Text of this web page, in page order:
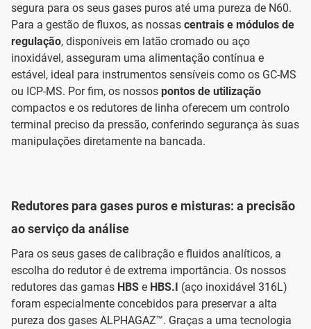
segura para os seus gases puros até uma pureza de N60.
Para a gestão de fluxos, as nossas centrais e módulos de
regulação, disponíveis em latão cromado ou aço
inoxidável, asseguram uma alimentação contínua e
estável, ideal para instrumentos sensíveis como os GC-MS
ou ICP-MS. Por fim, os nossos pontos de utilização
compactos e os redutores de linha oferecem um controlo
terminal preciso da pressão, conferindo segurança às suas
manipulações diretamente na bancada.
Redutores para gases puros e misturas: a precisão
ao serviço da análise
Para os seus gases de calibração e fluidos analíticos, a
escolha do redutor é de extrema importância. Os nossos
redutores das gamas HBS e HBS.I (aço inoxidável 316L)
foram especialmente concebidos para preservar a alta
pureza dos gases ALPHAGAZ™. Graças a uma tecnologia